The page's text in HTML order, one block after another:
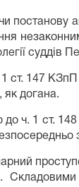
постанову
суддів
1 ст. 147
як догана.
до ч. 1 ст.